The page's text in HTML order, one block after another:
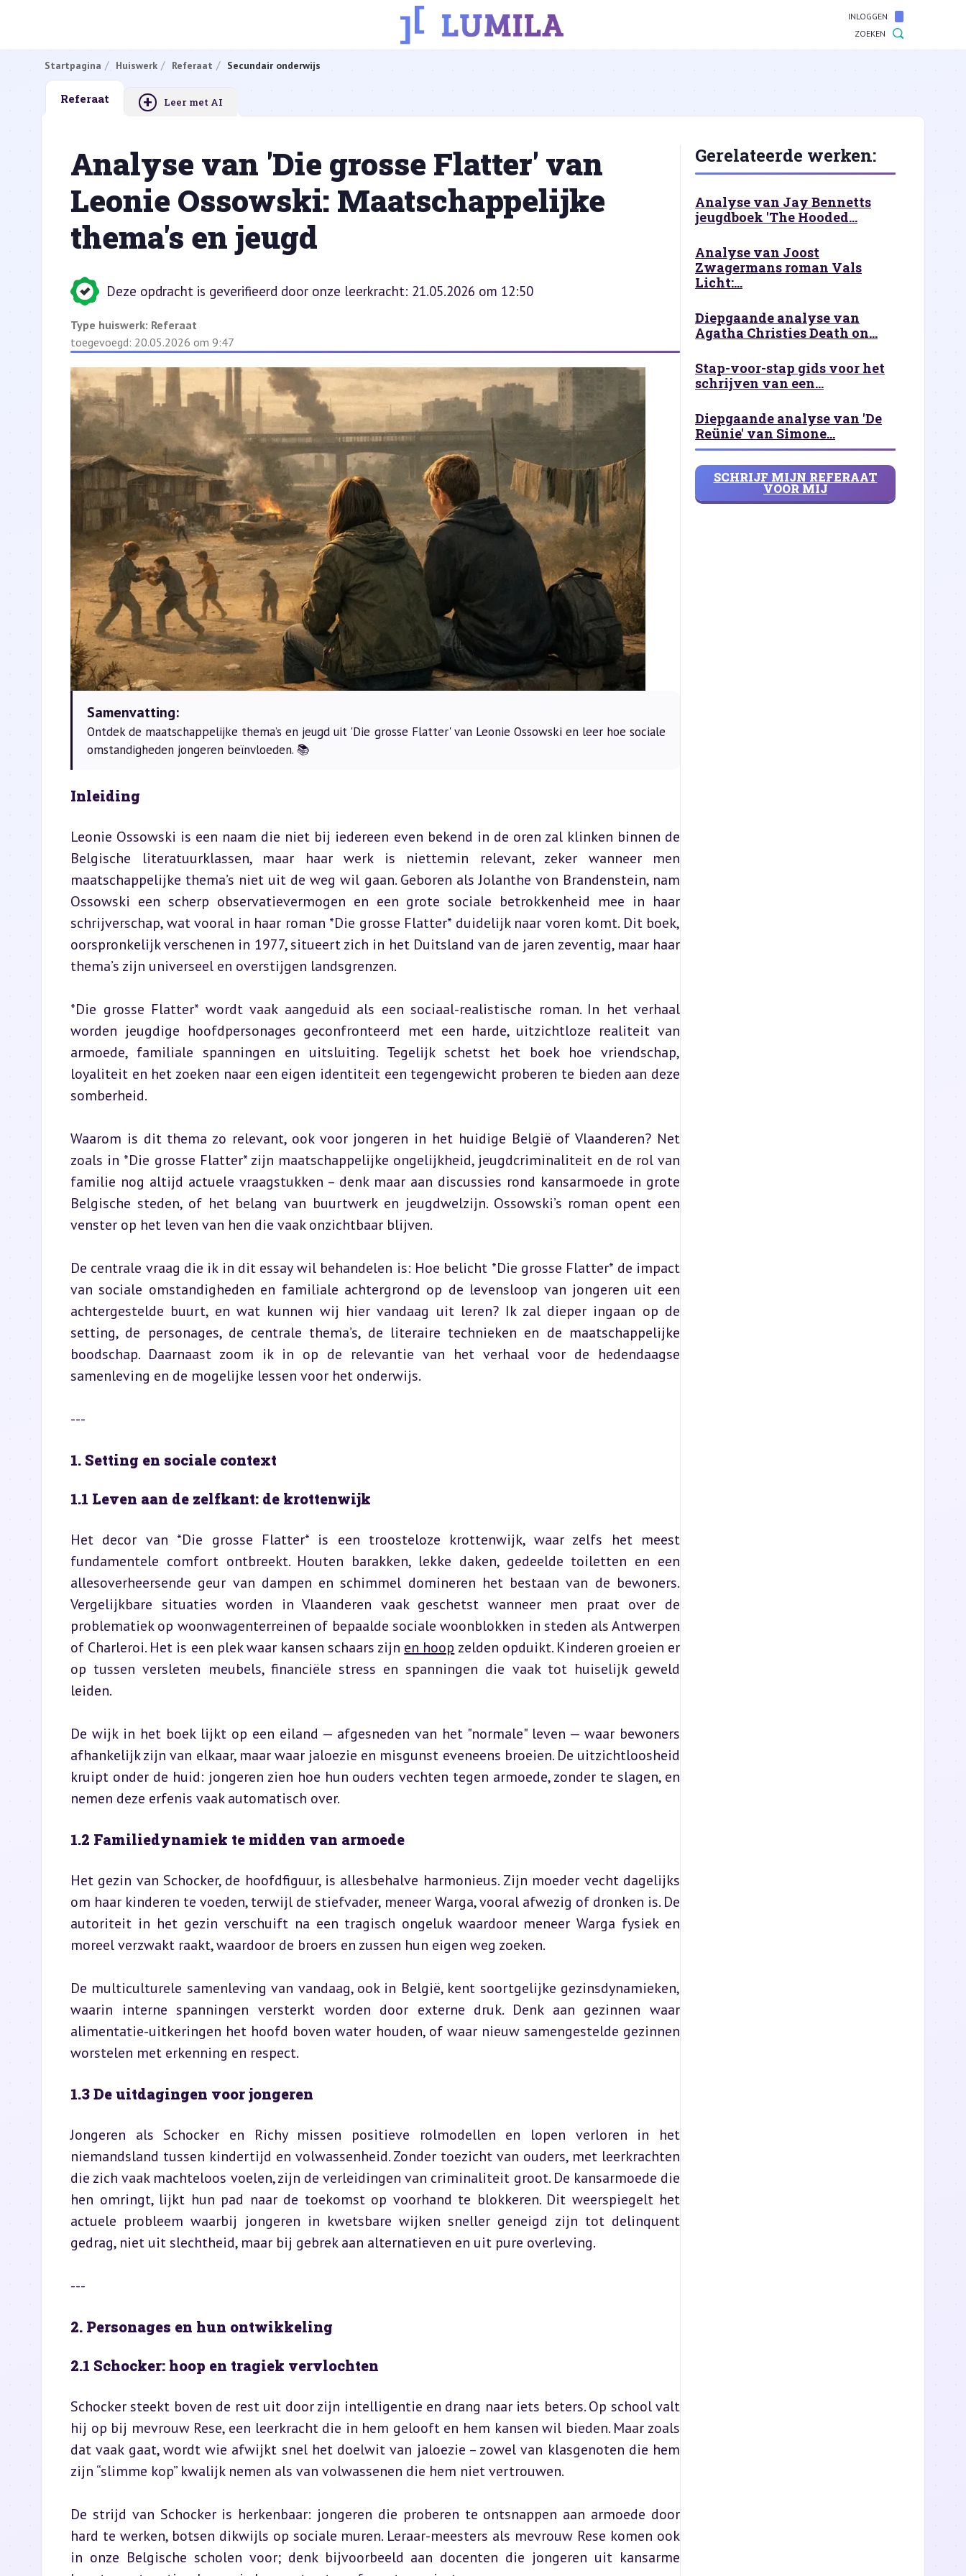
INLOGGEN
ZOEKEN
Startpagina Huiswerk Referaat Secundair onderwijs
Referaat + Leer met AI
Analyse van 'Die grosse Flatter' van
Leonie Ossowski: Maatschappelijke
thema's en jeugd
Deze opdracht is geverifieerd door onze leerkracht: 21.05.2026 om 12:50
Type huiswerk: Referaat
toegevoegd: 20.05.2026 om 9:47
Samenvatting:
Ontdek de maatschappelijke thema’s en jeugd uit 'Die grosse Flatter' van Leonie Ossowski en leer hoe sociale
omstandigheden jongeren beïnvloeden. 📚
Inleiding
Leonie Ossowski is een naam die niet bij iedereen even bekend in de oren zal klinken binnen de
Belgische literatuurklassen, maar haar werk is niettemin relevant, zeker wanneer men
maatschappelijke thema’s niet uit de weg wil gaan. Geboren als Jolanthe von Brandenstein, nam
Ossowski een scherp observatievermogen en een grote sociale betrokkenheid mee in haar
schrijverschap, wat vooral in haar roman *Die grosse Flatter* duidelijk naar voren komt. Dit boek,
oorspronkelijk verschenen in 1977, situeert zich in het Duitsland van de jaren zeventig, maar haar
thema’s zijn universeel en overstijgen landsgrenzen.
*Die grosse Flatter* wordt vaak aangeduid als een sociaal-realistische roman. In het verhaal
worden jeugdige hoofdpersonages geconfronteerd met een harde, uitzichtloze realiteit van
armoede, familiale spanningen en uitsluiting. Tegelijk schetst het boek hoe vriendschap,
loyaliteit en het zoeken naar een eigen identiteit een tegengewicht proberen te bieden aan deze
somberheid.
Waarom is dit thema zo relevant, ook voor jongeren in het huidige België of Vlaanderen? Net
zoals in *Die grosse Flatter* zijn maatschappelijke ongelijkheid, jeugdcriminaliteit en de rol van
familie nog altijd actuele vraagstukken – denk maar aan discussies rond kansarmoede in grote
Belgische steden, of het belang van buurtwerk en jeugdwelzijn. Ossowski’s roman opent een
venster op het leven van hen die vaak onzichtbaar blijven.
De centrale vraag die ik in dit essay wil behandelen is: Hoe belicht *Die grosse Flatter* de impact
van sociale omstandigheden en familiale achtergrond op de levensloop van jongeren uit een
achtergestelde buurt, en wat kunnen wij hier vandaag uit leren? Ik zal dieper ingaan op de
setting, de personages, de centrale thema’s, de literaire technieken en de maatschappelijke
boodschap. Daarnaast zoom ik in op de relevantie van het verhaal voor de hedendaagse
samenleving en de mogelijke lessen voor het onderwijs.
---
1. Setting en sociale context
1.1 Leven aan de zelfkant: de krottenwijk
Het decor van *Die grosse Flatter* is een troosteloze krottenwijk, waar zelfs het meest
fundamentele comfort ontbreekt. Houten barakken, lekke daken, gedeelde toiletten en een
allesoverheersende geur van dampen en schimmel domineren het bestaan van de bewoners.
Vergelijkbare situaties worden in Vlaanderen vaak geschetst wanneer men praat over de
problematiek op woonwagenterreinen of bepaalde sociale woonblokken in steden als Antwerpen
of Charleroi. Het is een plek waar kansen schaars zijn en hoop zelden opduikt. Kinderen groeien er
op tussen versleten meubels, financiële stress en spanningen die vaak tot huiselijk geweld
leiden.
De wijk in het boek lijkt op een eiland — afgesneden van het "normale" leven — waar bewoners
afhankelijk zijn van elkaar, maar waar jaloezie en misgunst eveneens broeien. De uitzichtloosheid
kruipt onder de huid: jongeren zien hoe hun ouders vechten tegen armoede, zonder te slagen, en
nemen deze erfenis vaak automatisch over.
1.2 Familiedynamiek te midden van armoede
Het gezin van Schocker, de hoofdfiguur, is allesbehalve harmonieus. Zijn moeder vecht dagelijks
om haar kinderen te voeden, terwijl de stiefvader, meneer Warga, vooral afwezig of dronken is. De
autoriteit in het gezin verschuift na een tragisch ongeluk waardoor meneer Warga fysiek en
moreel verzwakt raakt, waardoor de broers en zussen hun eigen weg zoeken.
De multiculturele samenleving van vandaag, ook in België, kent soortgelijke gezinsdynamieken,
waarin interne spanningen versterkt worden door externe druk. Denk aan gezinnen waar
alimentatie-uitkeringen het hoofd boven water houden, of waar nieuw samengestelde gezinnen
worstelen met erkenning en respect.
1.3 De uitdagingen voor jongeren
Jongeren als Schocker en Richy missen positieve rolmodellen en lopen verloren in het
niemandsland tussen kindertijd en volwassenheid. Zonder toezicht van ouders, met leerkrachten
die zich vaak machteloos voelen, zijn de verleidingen van criminaliteit groot. De kansarmoede die
hen omringt, lijkt hun pad naar de toekomst op voorhand te blokkeren. Dit weerspiegelt het
actuele probleem waarbij jongeren in kwetsbare wijken sneller geneigd zijn tot delinquent
gedrag, niet uit slechtheid, maar bij gebrek aan alternatieven en uit pure overleving.
---
2. Personages en hun ontwikkeling
2.1 Schocker: hoop en tragiek vervlochten
Schocker steekt boven de rest uit door zijn intelligentie en drang naar iets beters. Op school valt
hij op bij mevrouw Rese, een leerkracht die in hem gelooft en hem kansen wil bieden. Maar zoals
dat vaak gaat, wordt wie afwijkt snel het doelwit van jaloezie – zowel van klasgenoten die hem
zijn “slimme kop” kwalijk nemen als van volwassenen die hem niet vertrouwen.
De strijd van Schocker is herkenbaar: jongeren die proberen te ontsnappen aan armoede door
hard te werken, botsen dikwijls op sociale muren. Leraar-meesters als mevrouw Rese komen ook
in onze Belgische scholen voor; denk bijvoorbeeld aan docenten die jongeren uit kansarme
Gerelateerde werken:
Analyse van Jay Bennetts
jeugdboek 'The Hooded...
Analyse van Joost
Zwagermans roman Vals
Licht:...
Diepgaande analyse van
Agatha Christies Death on...
Stap-voor-stap gids voor het
schrijven van een...
Diepgaande analyse van 'De
Reünie' van Simone...
SCHRIJF MIJN REFERAAT
VOOR MIJ